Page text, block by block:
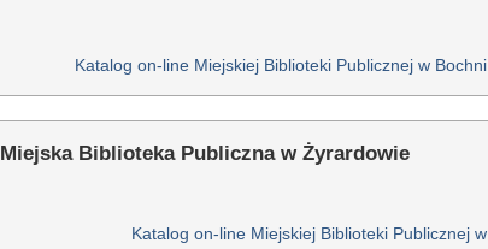
Katalog on-line Miejskiej Biblioteki Publicznej w Bochni
Miejska Biblioteka Publiczna w Żyrardowie
Katalog on-line Miejskiej Biblioteki Publicznej w